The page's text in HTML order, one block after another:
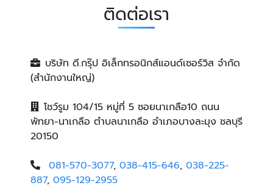
ติดต่อเรา
บริษัท ดี.กรุ๊ป อิเล็กทรอนิกส์แอนด์เซอร์วิส จำกัด
(สำนักงานใหญ่)
โชว์รูม 104/15 หมู่ที่ 5 ซอยนาเกลือ10 ถนน
พัทยา-นาเกลือ ตำบลนาเกลือ อำเภอบางละมุง ชลบุรี
20150
081-570-3077, 038-415-646, 038-225-
887, 095-129-2955